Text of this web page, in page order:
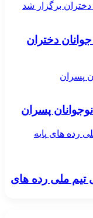
دختران برگزار شد
دختران
پسران
پسران
رده های پایه
تیم ملی رده های